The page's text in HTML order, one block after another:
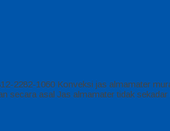
2282-1060 Konveksi jas almamater
secara asal Jas almamater tidak